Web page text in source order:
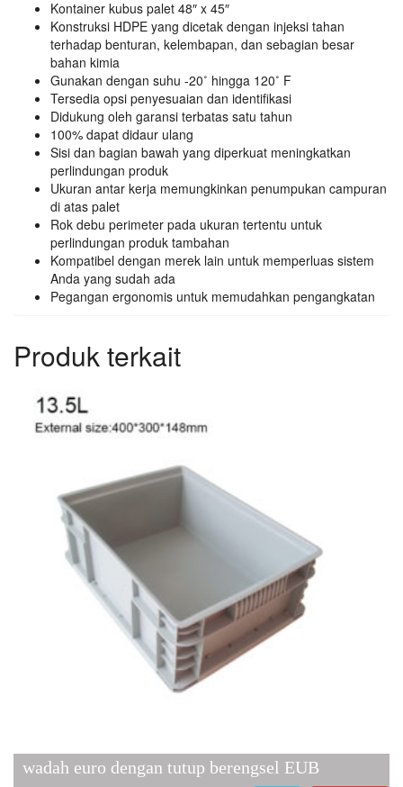
Kontainer kubus palet 48″ x 45″
Konstruksi HDPE yang dicetak dengan injeksi tahan
terhadap benturan, kelembapan, dan sebagian besar
bahan kimia
Gunakan dengan suhu -20˚ hingga 120˚ F
Tersedia opsi penyesuaian dan identifikasi
Didukung oleh garansi terbatas satu tahun
100% dapat didaur ulang
Sisi dan bagian bawah yang diperkuat meningkatkan
perlindungan produk
Ukuran antar kerja memungkinkan penumpukan campuran
di atas palet
Rok debu perimeter pada ukuran tertentu untuk
perlindungan produk tambahan
Kompatibel dengan merek lain untuk memperluas sistem
Anda yang sudah ada
Pegangan ergonomis untuk memudahkan pengangkatan
Produk terkait
wadah euro dengan tutup berengsel EUB